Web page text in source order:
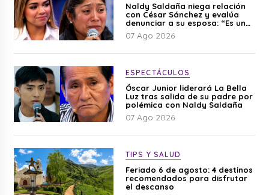
Naldy Saldaña niega relación
con César Sánchez y evalúa
denunciar a su esposa: “Es una
difamación”
07 Ago 2026
ESPECTÁCULOS
Óscar Junior liderará La Bella
Luz tras salida de su padre por
polémica con Naldy Saldaña
07 Ago 2026
TIPS Y SALUD
Feriado 6 de agosto: 4 destinos
recomendados para disfrutar
el descanso